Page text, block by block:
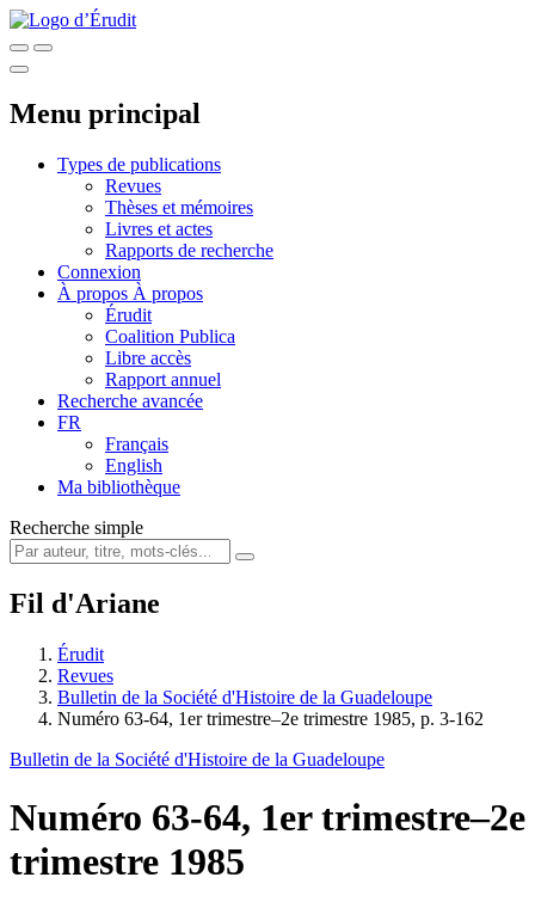
Menu principal
Types de publications
Revues
Thèses et mémoires
Livres et actes
Rapports de recherche
Connexion
À propos À propos
Érudit
Coalition Publica
Libre accès
Rapport annuel
Recherche avancée
FR
Français
English
Ma bibliothèque
Recherche simple
Fil d'Ariane
Érudit
Revues
Bulletin de la Société d'Histoire de la Guadeloupe
Numéro 63-64, 1er trimestre–2e trimestre 1985, p. 3-162
Bulletin de la Société d'Histoire de la Guadeloupe
Numéro 63-64, 1er trimestre–2e
trimestre 1985